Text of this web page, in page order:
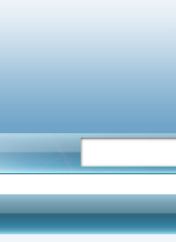
Playlists